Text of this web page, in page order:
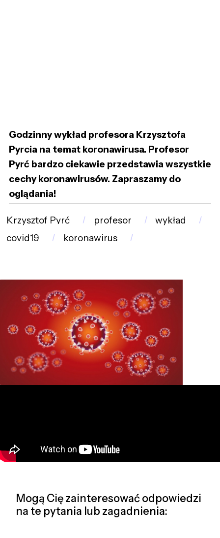
Godzinny wykład profesora Krzysztofa
Pyrcia na temat koronawirusa. Profesor
Pyrć bardzo ciekawie przedstawia wszystkie
cechy koronawirusów. Zapraszamy do
oglądania!
Krzysztof Pyrć profesor
wykład
covid19
koronawirus
Mogą Cię zainteresować odpowiedzi
na te pytania lub zagadnienia: